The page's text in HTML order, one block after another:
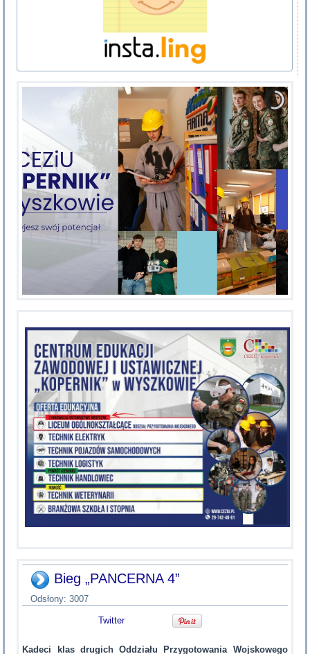
Bieg „PANCERNA 4”
Odsłony: 3007
Twitter
Kadeci klas drugich Oddziału Przygotowania Wojskowego